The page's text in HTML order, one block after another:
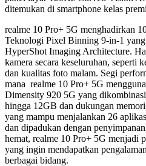
ditemukan di smartphone kelas
realme 10 Pro+ 5G menghadirkan
Teknologi Pixel Binning 9-in-1
HyperShot Imaging Architecture.
kamera secara keseluruhan, seperti
dan kualitas foto malam. Segi
mana realme 10 Pro+ 5G
Dimensity 920 5G yang
hingga 12GB dan dukungan
yang mampu menjalankan 26
dan dipadukan dengan
hemat, realme 10 Pro+ 5G menjadi
yang ingin mendapatkan
berbagai bidang.